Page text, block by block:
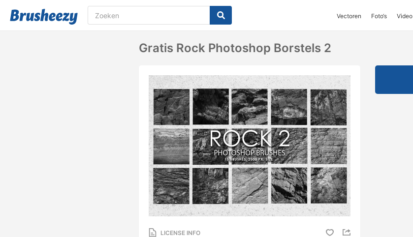
Vectoren Foto‘s Video
Gratis Rock Photoshop Borstels 2
LICENSE INFO